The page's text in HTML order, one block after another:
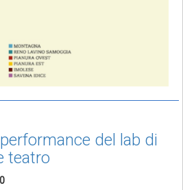
del lab di
teatro